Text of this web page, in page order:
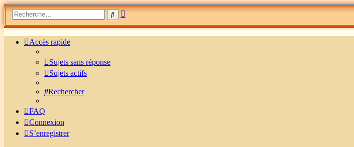
Rechercher
Recherche
Accès rapide
Sujets sans réponse
Sujets actifs
Rechercher
FAQ
Connexion
S’enregistrer